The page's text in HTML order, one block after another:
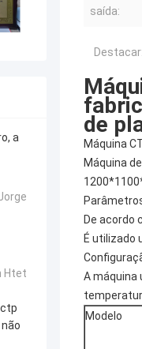
a
Htet
saída:
Destacar:
de
Máquina
Máquina
De acordo
É utilizado
A máquina
Modelo